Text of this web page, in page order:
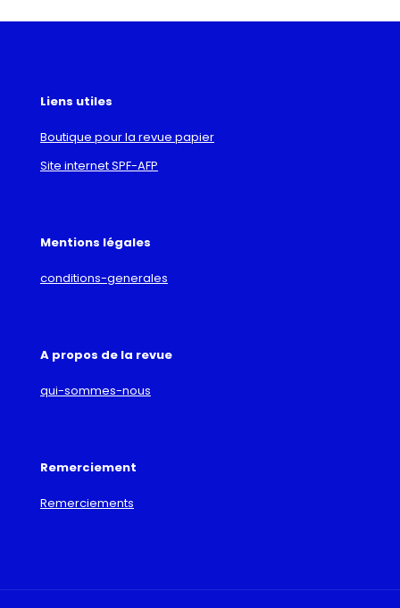
Liens utiles
Boutique pour la revue papier
Site internet SPF-AFP
Mentions légales
conditions-generales
A propos de la revue
qui-sommes-nous
Remerciement
Remerciements